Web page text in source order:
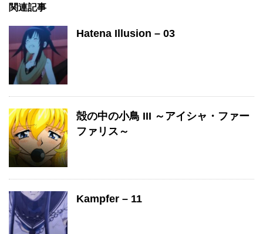
関連記事
Hatena Illusion – 03
殻の中の小鳥 III ～アイシャ・ファー
ファリス～
Kampfer – 11